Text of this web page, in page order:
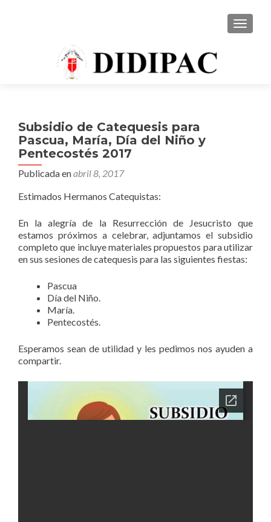
Subsidio de Catequesis para
Pascua, María, Día del Niño y
Pentecostés 2017
Publicada enabril 8, 2017
Estimados Hermanos Catequistas:
En la alegría de la Resurrección de Jesucristo que
estamos próximos a celebrar, adjuntamos el subsidio
completo que incluye materiales propuestos para utilizar
en sus sesiones de catequesis para las siguientes fiestas:
Pascua
Día del Niño.
María.
Pentecostés.
Esperamos sean de utilidad y les pedimos nos ayuden a
compartir.